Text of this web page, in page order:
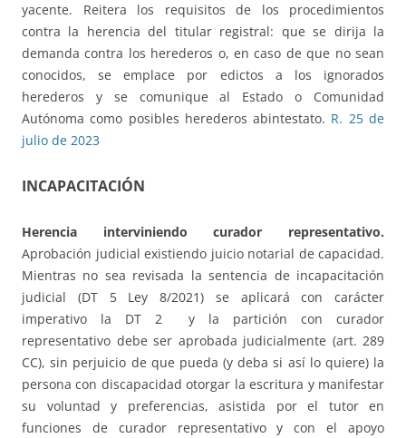
yacente. Reitera los requisitos de los procedimientos
contra la herencia del titular registral: que se dirija la
demanda contra los herederos o, en caso de que no sean
conocidos, se emplace por edictos a los ignorados
herederos y se comunique al Estado o Comunidad
Autónoma como posibles herederos abintestato. R. 25 de
julio de 2023
INCAPACITACIÓN
Herencia interviniendo curador representativo.
Aprobación judicial existiendo juicio notarial de capacidad.
Mientras no sea revisada la sentencia de incapacitación
judicial (DT 5 Ley 8/2021) se aplicará con carácter
imperativo la DT 2 y la partición con curador
representativo debe ser aprobada judicialmente (art. 289
CC), sin perjuicio de que pueda (y deba si así lo quiere) la
persona con discapacidad otorgar la escritura y manifestar
su voluntad y preferencias, asistida por el tutor en
funciones de curador representativo y con el apoyo